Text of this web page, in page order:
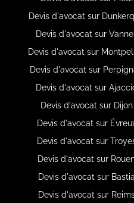
Devis d'avocat sur
Devis d'avocat sur
Devis d'avocat sur
Devis d'avocat sur
Devis d'avocat sur
Devis d'avocat sur
Devis d'avocat sur
Devis d'avocat sur
Devis d'avocat sur
Devis d'avocat sur
Devis d'avocat sur